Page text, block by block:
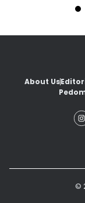
About Us
©